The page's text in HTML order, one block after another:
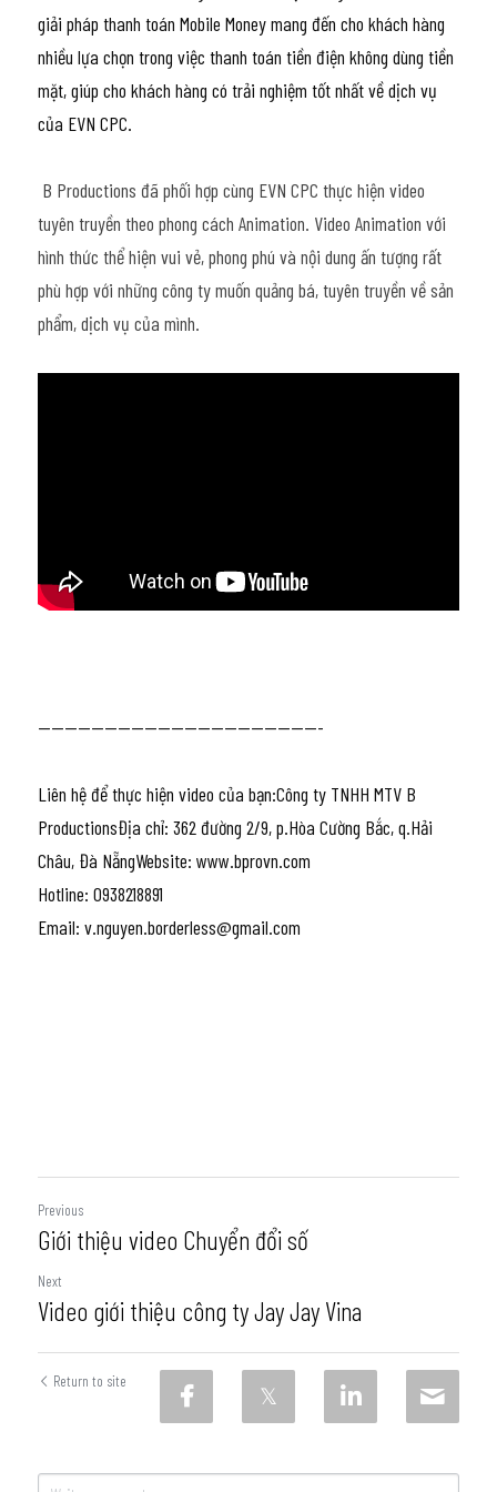
giải pháp thanh toán Mobile Money mang đến cho khách hàng
nhiều lựa chọn trong việc thanh toán tiền điện không dùng tiền
mặt, giúp cho khách hàng có trải nghiệm tốt nhất về dịch vụ
của EVN CPC.
tuyên truyền theo phong cách Animation. Video Animation với
hình thức thể hiện vui vẻ, phong phú và nội dung ấn tượng rất
phù hợp với những công ty muốn quảng bá, tuyên truyền về sản
phẩm, dịch vụ của mình.
-------------------------------------------
Liên hệ để thực hiện video của bạn:Công ty TNHH MTV B
ProductionsĐịa chỉ: 362 đường 2/9, p.Hòa Cường Bắc, q.Hải
Châu, Đà NẵngWebsite: www.bprovn.com
Hotline: 0938218891
Email: v.nguyen.borderless@gmail.com
Previous
Giới thiệu video Chuyển đổi số
Next
Video giới thiệu công ty Jay Jay Vina
Return to site